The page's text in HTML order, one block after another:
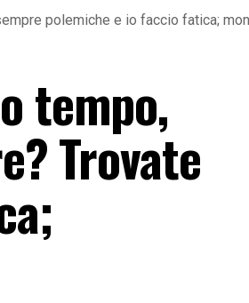
polemiche e io faccio fatica;
tempo,
Trovate